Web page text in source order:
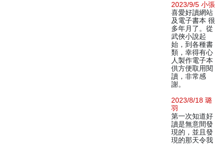
2023/9/5 小張
喜愛好讀網站
及電子書本 很
多年月了。從
武俠小說起
始，到各種書
類，幸得有心
人製作電子本
供方便取用閱
讀，非常感
謝。
2023/8/18 璐
羽
第一次知道好
讀是無意間發
現的，並且發
現的那天令我